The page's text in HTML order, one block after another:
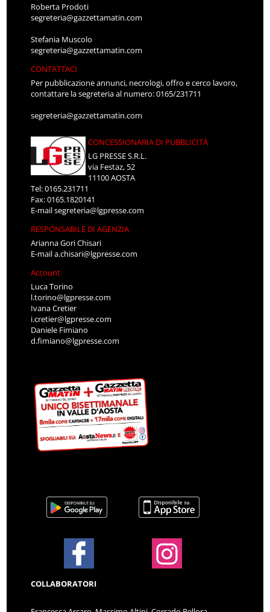
Roberta Prodoti
segreteria@gazzettamatin.com
Stefania Muscolo
segreteria@gazzettamatin.com
CONTATTACI
Per pubblicazione annunci, necrologi, offro e cerco lavoro,
contattare la segreteria al numero: 0165/231711
segreteria@gazzettamatin.com
CONCESSIONARIA DI PUBBLICITÀ
LG PRESSE S.R.L.
via Festaz, 52
11100 AOSTA
Tel: 0165.231711
Fax: 0165.1820141
E-mailsegreteria@lgpresse.com
RESPONSABILE DI AGENZIA
Arianna Gori Chisari
E-maila.chisari@lgpresse.com
Account
Luca Torino
l.torino@lgpresse.com
Ivana Cretier
i.cretier@lgpresse.com
Daniele Fimiano
d.fimiano@lgpresse.com
COLLABORATORI